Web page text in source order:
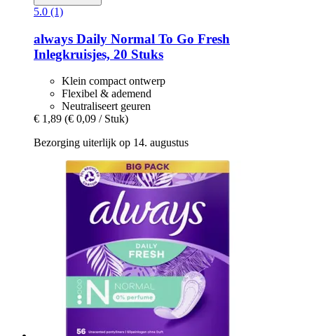
5.0 (1)
always Daily Normal To Go Fresh
Inlegkruisjes, 20 Stuks
Klein compact ontwerp
Flexibel & ademend
Neutraliseert geuren
€ 1,89 (€ 0,09 / Stuk)
Bezorging uiterlijk op 14. augustus